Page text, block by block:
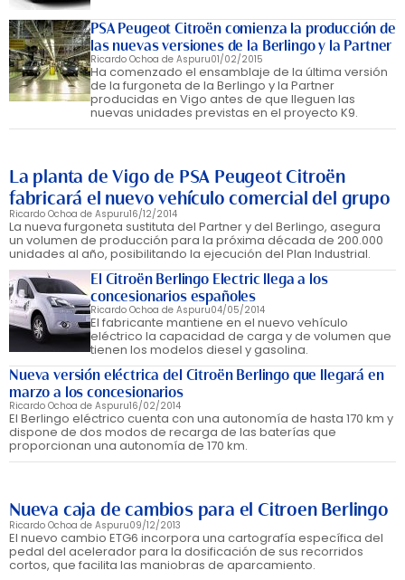
PSA Peugeot Citroën comienza la producción de
las nuevas versiones de la Berlingo y la Partner
Ricardo Ochoa de Aspuru01/02/2015
Ha comenzado el ensamblaje de la última versión
de la furgoneta de la Berlingo y la Partner
producidas en Vigo antes de que lleguen las
nuevas unidades previstas en el proyecto K9.
La planta de Vigo de PSA Peugeot Citroën
fabricará el nuevo vehículo comercial del grupo
Ricardo Ochoa de Aspuru16/12/2014
La nueva furgoneta sustituta del Partner y del Berlingo, asegura
un volumen de producción para la próxima década de 200.000
unidades al año, posibilitando la ejecución del Plan Industrial.
El Citroën Berlingo Electric llega a los
concesionarios españoles
Ricardo Ochoa de Aspuru04/05/2014
El fabricante mantiene en el nuevo vehículo
eléctrico la capacidad de carga y de volumen que
tienen los modelos diesel y gasolina.
Nueva versión eléctrica del Citroën Berlingo que llegará en
marzo a los concesionarios
Ricardo Ochoa de Aspuru16/02/2014
El Berlingo eléctrico cuenta con una autonomía de hasta 170 km y
dispone de dos modos de recarga de las baterías que
proporcionan una autonomía de 170 km.
Nueva caja de cambios para el Citroen Berlingo
Ricardo Ochoa de Aspuru09/12/2013
El nuevo cambio ETG6 incorpora una cartografía específica del
pedal del acelerador para la dosificación de sus recorridos
cortos, que facilita las maniobras de aparcamiento.